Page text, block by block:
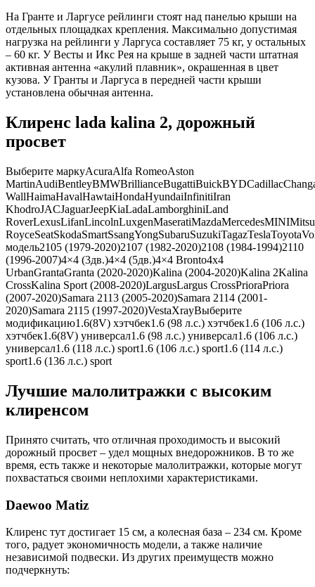
На Гранте и Ларгусе рейлинги стоят над панелью крыши на
отдельных площадках крепления. Максимально допустимая
нагрузка на рейлинги у Ларгуса составляет 75 кг, у остальных
– 60 кг. У Весты и Икс Рея на крыше в задней части штатная
активная антенна «акулий плавник», окрашенная в цвет
кузова. У Гранты и Ларгуса в передней части крыши
установлена обычная антенна.
Клиренс lada kalina 2, дорожный
просвет
Выберите маркуAcuraAlfa RomeoAston
WallHaimaHavalHawtaiHondaHyundaiInfinitiIran
KhodroJACJaguarJeepKiaLadaLamborghiniLand
модель2105 (1979-2020)2107 (1982-2020)2108 (1984-1994)2110
(1996-2007)4×4 (3дв.)4×4 (5дв.)4×4 Bronto4x4
UrbanGrantaGranta (2020-2020)Kalina (2004-2020)Kalina 2Kalina
CrossKalina Sport (2008-2020)LargusLargus CrossPrioraPriora
(2007-2020)Samara 2113 (2005-2020)Samara 2114 (2001-
2020)Samara 2115 (1997-2020)VestaXrayВыберите
модификацию1.6(8V) хэтчбек1.6 (98 л.с.) хэтчбек1.6 (106 л.с.)
хэтчбек1.6(8V) универсал1.6 (98 л.с.) универсал1.6 (106 л.с.)
универсал1.6 (118 л.с.) sport1.6 (106 л.с.) sport1.6 (114 л.с.)
sport1.6 (136 л.с.) sport
Лучшие малолитражки с высоким
клиренсом
Принято считать, что отличная проходимость и высокий
дорожный просвет – удел мощных внедорожников. В то же
время, есть также и некоторые малолитражки, которые могут
похвастаться своими неплохими характеристиками.
Daewoo Matiz
Клиренс тут достигает 15 см, а колесная база – 234 см. Кроме
того, радует экономичность модели, а также наличие
независимой подвески. Из других преимуществ можно
подчеркнуть: